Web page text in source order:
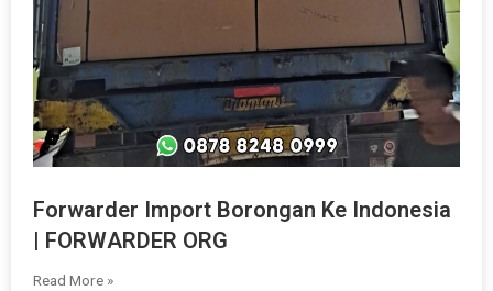
Forwarder Import Borongan Ke Indonesia
| FORWARDER ORG
Read More »